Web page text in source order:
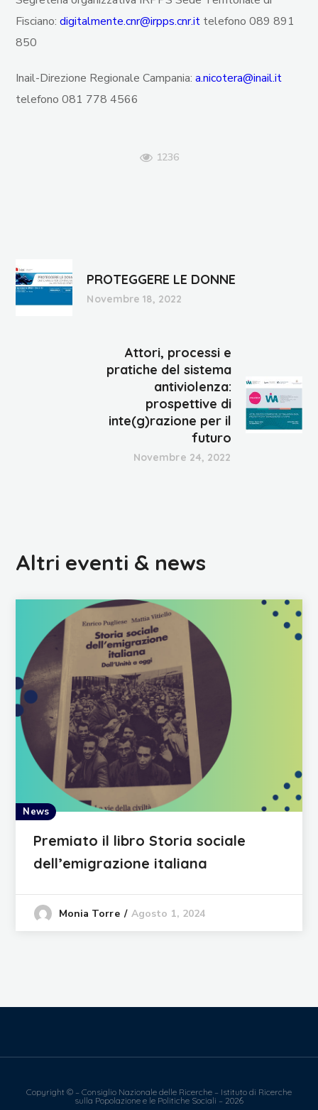
Fisciano:digitalmente.cnr@irpps.cnr.it telefono 089 891
850
Inail-Direzione Regionale Campania:a.nicotera@inail.it
telefono 081 778 4566
1236
PROTEGGERE LE DONNE
Novembre 18, 2022
Attori, processi e
pratiche del sistema
antiviolenza:
prospettive di
inte(g)razione per il
futuro
Novembre 24, 2022
Altri eventi & news
News
Premiato il libro Storia sociale
dell’emigrazione italiana
Monia Torre Agosto 1, 2024
Copyright © – Consiglio Nazionale delle Ricerche – Istituto di Ricerche
sulla Popolazione e le Politiche Sociali – 2026